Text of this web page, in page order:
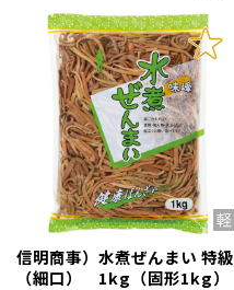
信明商事）水煮ぜんまい 特級
（細口） 1kg（固形1kg）